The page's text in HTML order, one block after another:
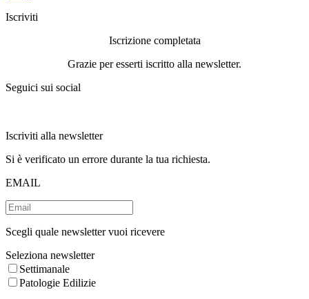
Iscriviti
Iscrizione completata
Grazie per esserti iscritto alla newsletter.
Seguici sui social
Iscriviti alla newsletter
Si è verificato un errore durante la tua richiesta.
EMAIL
Scegli quale newsletter vuoi ricevere
Seleziona newsletter
Settimanale
Patologie Edilizie